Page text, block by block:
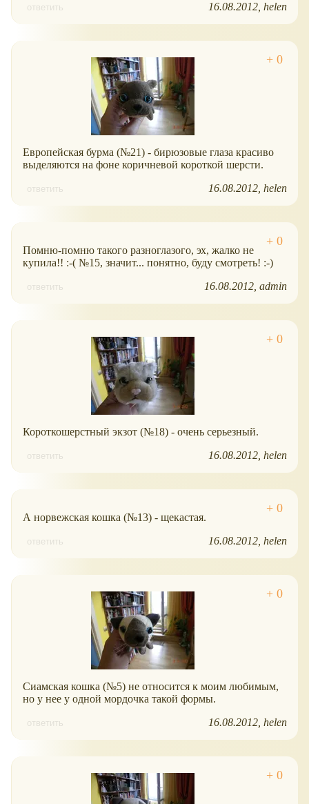
ответить 16.08.2012 helen
Европейская бурма (№21) - бирюзовые глаза красиво
выделяются на фоне коричневой короткой шерсти.
ответить 16.08.2012 helen
Помню-помню такого разноглазого, эх, жалко не
купила!! :-( №15, значит... понятно, буду смотреть! :-)
ответить 16.08.2012 admin
Короткошерстный экзот (№18) - очень серьезный.
ответить 16.08.2012 helen
А норвежская кошка (№13) - щекастая.
ответить 16.08.2012 helen
Сиамская кошка (№5) не относится к моим любимым,
но у нее у одной мордочка такой формы.
ответить 16.08.2012 helen